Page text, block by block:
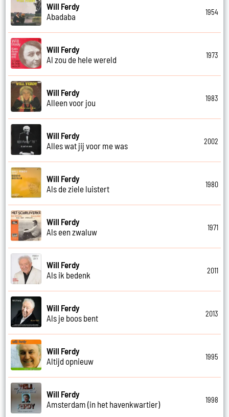
Will Ferdy
Abadaba
1954
Will Ferdy
Al zou de hele wereld
1973
Will Ferdy
Alleen voor jou
1983
Will Ferdy
Alles wat jij voor me was
2002
Will Ferdy
Als de ziele luistert
1980
Will Ferdy
Als een zwaluw
1971
Will Ferdy
Als ik bedenk
2011
Will Ferdy
Als je boos bent
2013
Will Ferdy
Altijd opnieuw
1995
Will Ferdy
Amsterdam (in het havenkwartier)
1998